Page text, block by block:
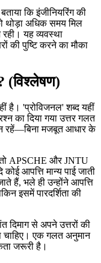
कि इंजीनियरिंग की
थोड़ा अधिक समय मिल
रही। यह व्यवस्था
की पुष्टि करने का मौका
(विश्लेषण)
है। 'प्रोविजनल' शब्द यहीं
का दिया गया उत्तर गलत
रहें—बिना मजबूत आधार के
तो APSCHE और JNTU
आपत्ति मान्य पाई जाती
हैं, भले ही उन्होंने आपत्ति
इसमें पारदर्शिता की
दिमाग से अपने उत्तरों की
चाहिए। एक गलत अनुमान
जरूरी है।